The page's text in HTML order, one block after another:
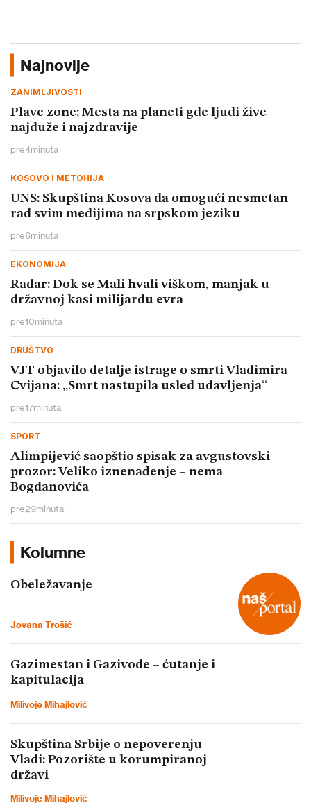
Najnovije
ZANIMLJIVOSTI
Plave zone: Mesta na planeti gde ljudi žive
najduže i najzdravije
pre4minuta
KOSOVO I METOHIJA
UNS: Skupština Kosova da omogući nesmetan
rad svim medijima na srpskom jeziku
pre6minuta
EKONOMIJA
Radar: Dok se Mali hvali viškom, manjak u
državnoj kasi milijardu evra
pre10minuta
DRUŠTVO
VJT objavilo detalje istrage o smrti Vladimira
Cvijana: „Smrt nastupila usled udavljenja“
pre17minuta
SPORT
Alimpijević saopštio spisak za avgustovski
prozor: Veliko iznenađenje – nema
Bogdanovića
pre29minuta
Kolumne
Obeležavanje
Jovana Trošić
Gazimestan i Gazivode – ćutanje i
kapitulacija
Milivoje Mihajlović
Skupština Srbije o nepoverenju
Vladi: Pozorište u korumpiranoj
državi
Milivoje Mihajlović